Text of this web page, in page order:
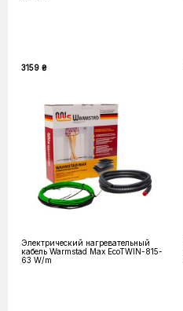
3159 ₴
Электрический нагревательный
кабель Warmstad Max EcoTWIN-815-
63 W/m